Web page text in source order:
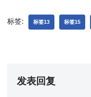
标签: 标签13 标签15
发表回复